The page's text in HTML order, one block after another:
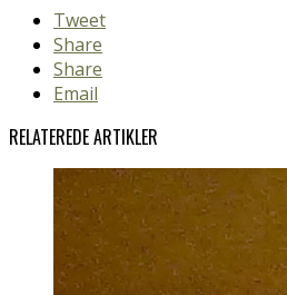
Tweet
Share
Share
Email
RELATEREDE ARTIKLER